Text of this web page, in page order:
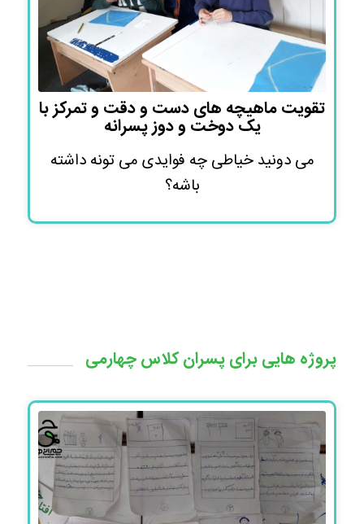
تقویت ماهیچه های دست و دقت و تمرکز با
یک دوخت و دوز پسرانه
می دونید خیاطی چه فوایدی می تونه داشته
باشه؟
پروژه هایی برای پسران کلاس چهارمی